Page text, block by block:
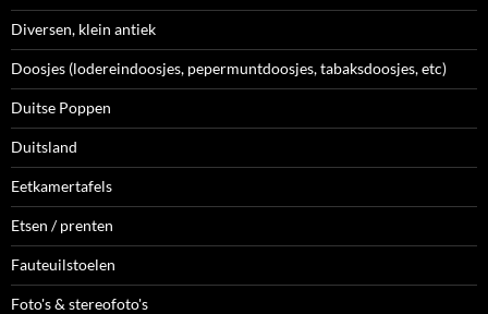
Diversen, klein antiek
Doosjes (lodereindoosjes, pepermuntdoosjes, tabaksdoosjes, etc)
Duitse Poppen
Duitsland
Eetkamertafels
Etsen / prenten
Fauteuilstoelen
Foto's & stereofoto's